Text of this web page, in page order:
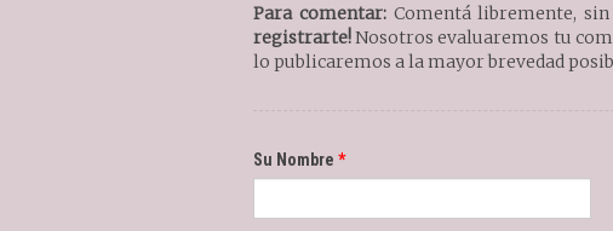
Para comentar:Comentá libremente,
registrarte!Nosotros evaluaremos tu
lo publicaremos a la mayor brevedad
Su Nombre